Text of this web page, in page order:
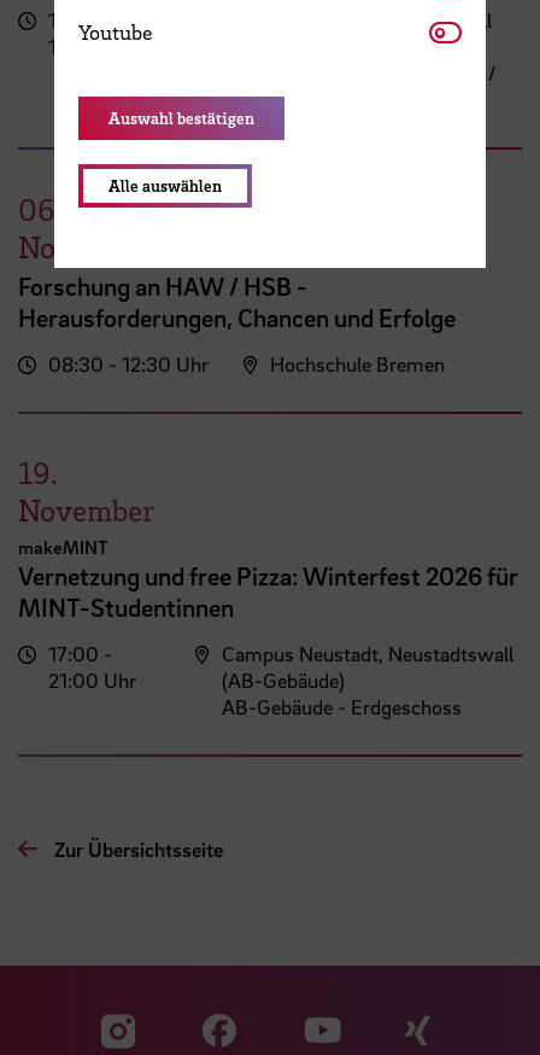
17:00 -
19:30 Uhr
Campus Neustadt, Neustadtswall
AB-Gebäude - 10. Obergeschoss /
Staffelgeschoss / Sky Lounge
06.
November
Forschung an HAW / HSB -
Herausforderungen, Chancen und Erfolge
08:30 - 12:30 Uhr Hochschule Bremen
19.
November
makeMINT
Vernetzung und free Pizza: Winterfest 2026 für
MINT-Studentinnen
17:00 -
21:00 Uhr
Campus Neustadt, Neustadtswall
(AB-Gebäude)
AB-Gebäude - Erdgeschoss
Zur Übersichtsseite
Zu unserer Facebook
Zu
Youtube Youtube
Auswahl bestätigen
Alle auswählen